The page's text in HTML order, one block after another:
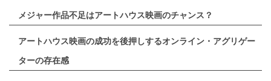
メジャー作品不足はアートハウス映画のチャンス？
アートハウス映画の成功を後押しするオンライン・アグリゲー
ターの存在感